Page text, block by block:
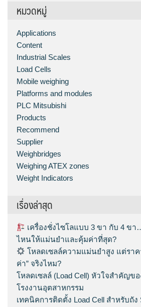
หมวดหมู่
Applications
Content
Industrial Scales
Load Cells
Mobile weighing
Platforms and modules
PLC Mitsubishi
Products
Recommend
Supplier
Weighbridges
Weighing ATEX zones
Weight Indicators
เรื่องล่าสุด
เครื่องชั่งไซโลแบบ 3 ขา กับ 4 ข
ไหนให้แม่นยำและคุ้มค่าที่สุด?
โหลดเซลล์ความแม่นยำสูง แต่รา
ค่า” จริงไหม?
โหลดเซลล์ (Load Cell) หัวใจสำคัญข
โรงงานอุตสาหกรรม
เทคนิคการติดตั้ง Load Cell สำหรับถัง